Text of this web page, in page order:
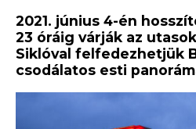
2021. június 4-én
23 óráig várják az
Siklóval felfedezhetjük
csodálatos esti